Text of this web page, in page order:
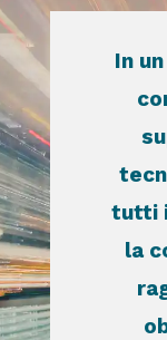
In
tutti
la